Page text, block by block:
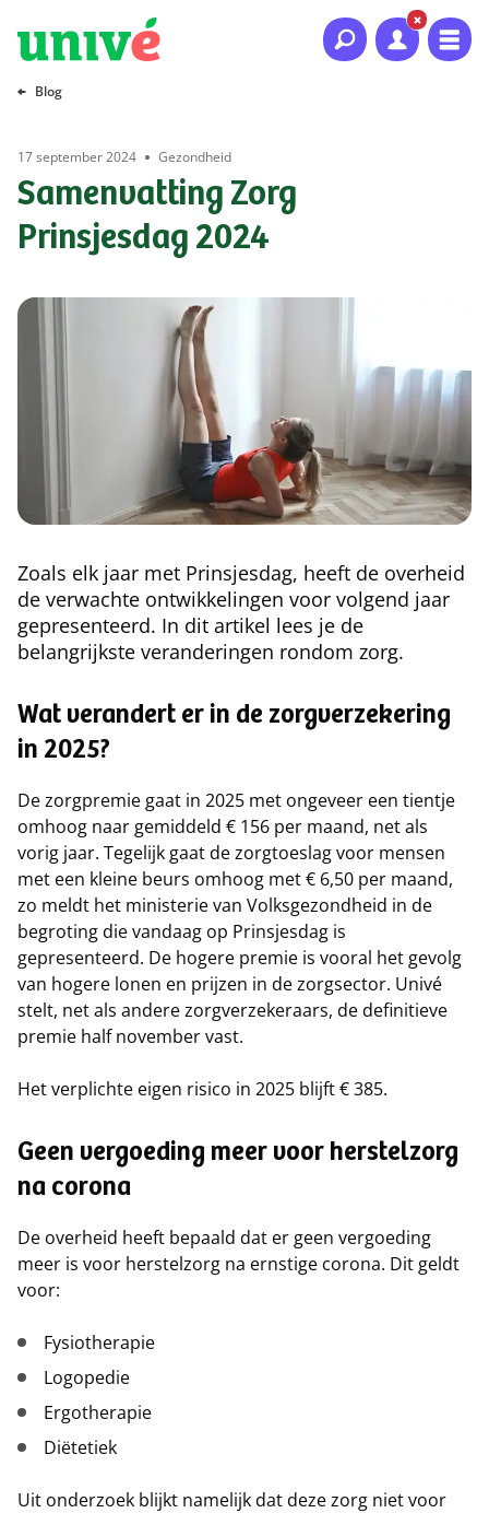
Naar hoofdinhoud
Naar hoofdnavigatie
Naar footer
Blog
17 september 2024 Gezondheid
Samenvatting Zorg
Prinsjesdag 2024
Zoals elk jaar met Prinsjesdag, heeft de overheid
de verwachte ontwikkelingen voor volgend jaar
gepresenteerd. In dit artikel lees je de
belangrijkste veranderingen rondom zorg.
Wat verandert er in de zorgverzekering
in 2025?
De zorgpremie gaat in 2025 met ongeveer een tientje
omhoog naar gemiddeld € 156 per maand, net als
vorig jaar. Tegelijk gaat de zorgtoeslag voor mensen
met een kleine beurs omhoog met € 6,50 per maand,
zo meldt het ministerie van Volksgezondheid in de
begroting die vandaag op Prinsjesdag is
gepresenteerd. De hogere premie is vooral het gevolg
van hogere lonen en prijzen in de zorgsector. Univé
stelt, net als andere zorgverzekeraars, de definitieve
premie half november vast.
Het verplichte eigen risico in 2025 blijft € 385.
Geen vergoeding meer voor herstelzorg
na corona
De overheid heeft bepaald dat er geen vergoeding
meer is voor herstelzorg na ernstige corona. Dit geldt
voor:
Fysiotherapie
Logopedie
Ergotherapie
Diëtetiek
Uit onderzoek blijkt namelijk dat deze zorg niet voor